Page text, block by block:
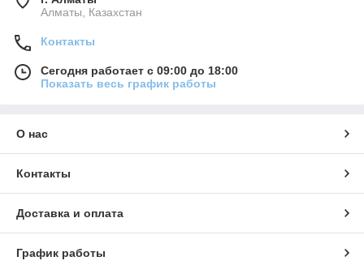
Алматы, Казахстан
Контакты
Сегодня работает с 09:00 до 18:00
Показать весь график работы
О нас
Контакты
Доставка и оплата
График работы